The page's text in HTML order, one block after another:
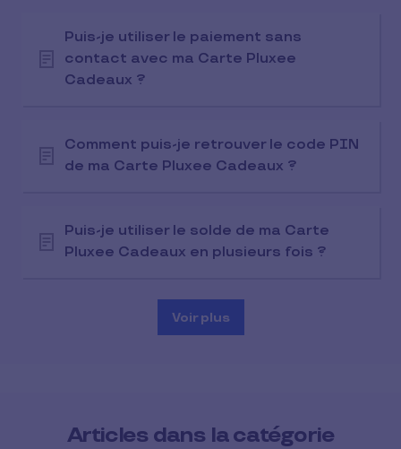
Puis-je utiliser le paiement sans
contact avec ma Carte Pluxee
Cadeaux ?
Comment puis-je retrouver le code PIN
de ma Carte Pluxee Cadeaux ?
Puis-je utiliser le solde de ma Carte
Pluxee Cadeaux en plusieurs fois ?
Voir plus
Articles dans la catégorie